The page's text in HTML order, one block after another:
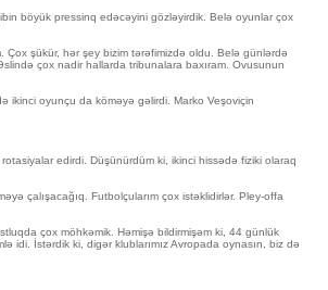
böyük pressinq edəcəyini gözləyirdik. Belə oyunlar çox
Çox şükür, hər şey bizim tərəfimizdə oldu. Belə günlərdə
çox nadir hallarda tribunalara baxıram. Ovusunun
ikinci oyunçu da köməyə gəlirdi. Marko Veşoviçin
edirdi. Düşünürdüm ki, ikinci hissədə fiziki olaraq
çalışacağıq. Futbolçularım çox istəklidirlər. Pley-offa
çox möhkəmik. Həmişə bildirmişəm ki, 44 günlük
idi. İstərdik ki, digər klublarımız Avropada oynasın, biz də